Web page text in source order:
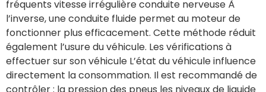
fréquents vitesse irrégulière conduite nerveuse À
l’inverse, une conduite fluide permet au moteur de
fonctionner plus efficacement. Cette méthode réduit
également l’usure du véhicule. Les vérifications à
effectuer sur son véhicule L’état du véhicule influence
directement la consommation. Il est recommandé de
contrôler : la pression des pneus les niveaux de liquide